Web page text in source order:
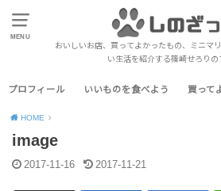
MENU
おいしいお店、買ってよかったもの、ミニマ
い生活を紹介する篠崎せろりの
プロフィール いいものを食べよう 買って
HOME
image
2017-11-16 2017-11-21